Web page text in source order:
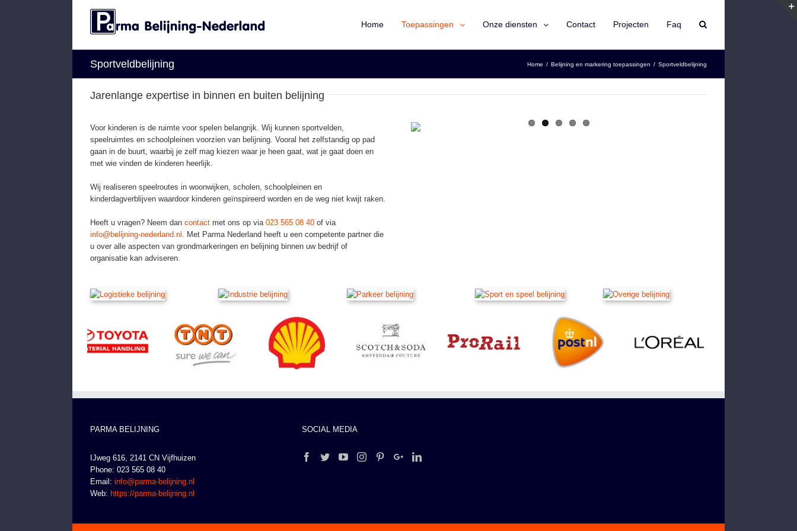
Home Toepassingen Onze diensten Contact Projecten Faq
Sportveldbelijning Home / Belijning en markering toepassingen / Sportveldbelijning
Jarenlange expertise in binnen en buiten belijning
Voor kinderen is de ruimte voor spelen belangrijk. Wij kunnen sportvelden,
speelruimtes en schoolpleinen voorzien van belijning. Vooral het zelfstandig op pad
gaan in de buurt, waarbij je zelf mag kiezen waar je heen gaat, wat je gaat doen en
met wie vinden de kinderen heerlijk.
Wij realiseren speelroutes in woonwijken, scholen, schoolpleinen en
kinderdagverblijven waardoor kinderen geïnspireerd worden en de weg niet kwijt raken.
Heeft u vragen? Neem dan contact met ons op via 023 565 08 40 of via
info@belijning-nederland.nl . Met Parma Nederland heeft u een competente partner die
u over alle aspecten van grondmarkeringen en belijning binnen uw bedrijf of
organisatie kan adviseren.
PARMA BELIJNING
IJweg 616, 2141 CN Vijfhuizen
Phone: 023 565 08 40
Email: info@parma-belijning.nl
Web: https://parma-belijning.nl
SOCIAL MEDIA